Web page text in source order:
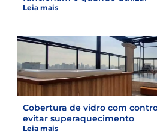
Leia mais
Cobertura de vidro com
evitar superaquecimento
Leia mais